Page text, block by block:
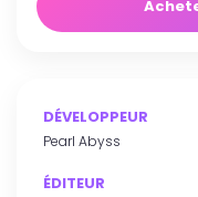
DÉVELOPPEUR
Pearl Abyss
ÉDITEUR